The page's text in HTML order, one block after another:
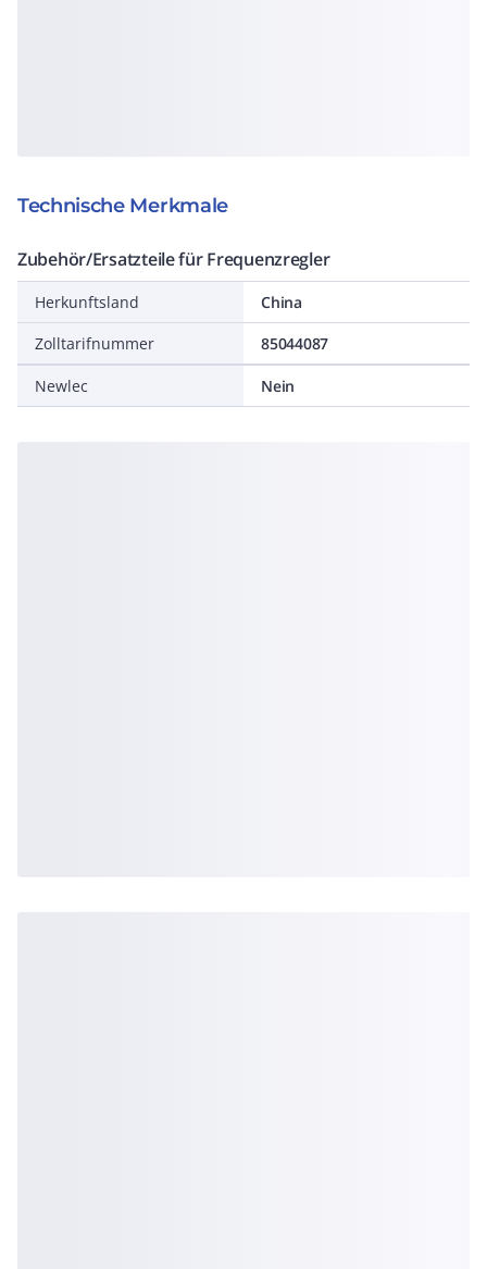
Technische Merkmale
Zubehör/Ersatzteile für Frequenzregler
Herkunftsland
China
Zolltarifnummer
85044087
Newlec Nein